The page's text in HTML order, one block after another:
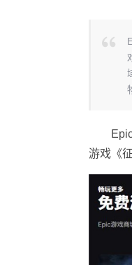
Epic游
游戏《